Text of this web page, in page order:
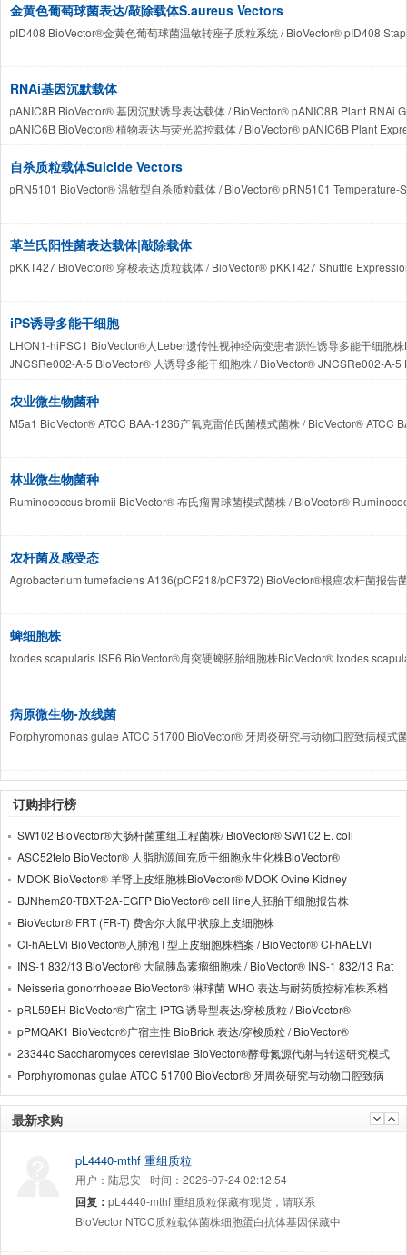
金黄色葡萄球菌表达/敲除载体S.aureus Vectors
pID408 BioVector®金黄色葡萄球菌温敏转座子质粒系统 / BioVector® pID408
RNAi基因沉默载体
pANIC8B BioVector® 基因沉默诱导表达载体 / BioVector® pANIC8B Plant RNAi
pANIC6B BioVector® 植物表达与荧光监控载体 / BioVector® pANIC6B Plant
自杀质粒载体Suicide Vectors
pRN5101 BioVector® 温敏型自杀质粒载体 / BioVector® pRN5101 Temperature-
革兰氏阳性菌表达载体|敲除载体
pKKT427 BioVector® 穿梭表达质粒载体 / BioVector® pKKT427 Shuttle
iPS诱导多能干细胞
LHON1-hiPSC1 BioVector®人Leber遗传性视神经病变患者源性诱导多能干细胞
JNCSRe002-A-5 BioVector® 人诱导多能干细胞株 / BioVector® JNCSRe002-A-
农业微生物菌种
M5a1 BioVector® ATCC BAA-1236产氧克雷伯氏菌模式菌株 / BioVector® ATCC
林业微生物菌种
Ruminococcus bromii BioVector® 布氏瘤胃球菌模式菌株 / BioVector®
农杆菌及感受态
Agrobacterium tumefaciens A136(pCF218/pCF372) BioVector®根癌农杆菌报告
蜱细胞株
Ixodes scapularis ISE6 BioVector®肩突硬蜱胚胎细胞株BioVector® Ixodes
病原微生物-放线菌
Porphyromonas gulae ATCC 51700 BioVector® 牙周炎研究与动物口腔致病模
订购排行榜
SW102 BioVector®大肠杆菌重组工程菌株/ BioVector® SW102 E. coli
Recombineering Strain
ASC52telo BioVector® 人脂肪源间充质干细胞永生化株BioVector®
ASC52telo Human Adipose-Derived Mesenchymal Stem Cell Line
MDOK BioVector® 羊肾上皮细胞株BioVector® MDOK Ovine Kidney
Epithelial Cell Line
BJNhem20-TBXT-2A-EGFP BioVector® cell line人胚胎干细胞报告株
BioVector® FRT (FR-T) 费舍尔大鼠甲状腺上皮细胞株
CI-hAELVi BioVector®人肺泡 I 型上皮细胞株档案 / BioVector® CI-hAELVi
Human Alveolar Epithelial Cell Line Profile
INS-1 832/13 BioVector® 大鼠胰岛素瘤细胞株 / BioVector® INS-1 832/13 Rat
Insulinoma Cell Line
Neisseria gonorrhoeae BioVector® 淋球菌 WHO 表达与耐药质控标准株系档
案 / BioVector® WHO Reference Strain Panel
pRL59EH BioVector®广宿主 IPTG 诱导型表达/穿梭质粒 / BioVector®
pRL59EH Broad-Host-Range IPTG-Inducible Expression Shuttle Plasmid
pPMQAK1 BioVector®广宿主性 BioBrick 表达/穿梭质粒 / BioVector®
pPMQAK1 Broad-Host-Range BioBrick Shuttle Plasmid
23344c Saccharomyces cerevisiae BioVector®酵母氮源代谢与转运研究模式
菌株 / BioVector® Saccharomyces cerevisiae Yeast Strain 23344c
Porphyromonas gulae ATCC 51700 BioVector® 牙周炎研究与动物口腔致病
模式菌株 / BioVector® Porphyromonas gulae Strain ATCC 51700
最新求购
pL4440-mthf 重组质粒
用户： 陆思安 时间： 2026-07-24 02:12:54
回复： pL4440-mthf 重组质粒保藏有现货，请联系
BioVector NTCC质粒载体菌株细胞蛋白抗体基因保藏中